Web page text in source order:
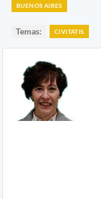
BUENOS AIRES
Temas: CIVITATIS